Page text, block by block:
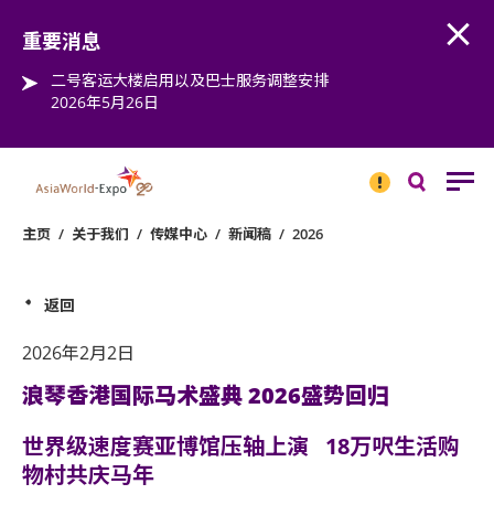
重要消息
二号客运大楼启用以及巴士服务调整安排
2026年5月26日
消息
主页 / 关于我们 / 传媒中心 / 新闻稿 / 2026
返回
2026年2月2日
浪琴香港国际马术盛典 2026盛势回归
世界级速度赛亚博馆压轴上演 18万呎生活购
物村共庆马年